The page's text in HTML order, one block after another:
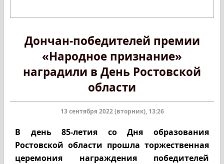
Дончан-победителей премии
«Народное признание»
наградили в День Ростовской
области
13 сентября 2022 (вторник), 13:26
В день 85-летия со Дня образования
Ростовской области прошла торжественная
церемония награждения победителей